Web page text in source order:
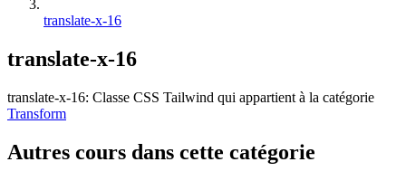
translate-x-16
translate-x-16
translate-x-16: Classe CSS Tailwind qui appartient à la catégorie
Transform
Autres cours dans cette catégorie